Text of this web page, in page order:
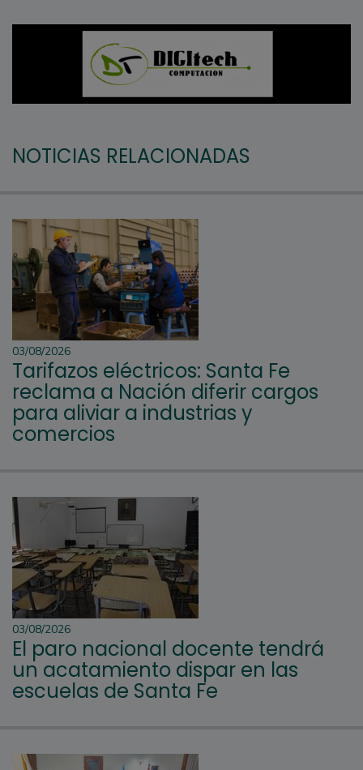
NOTICIAS RELACIONADAS
03/08/2026
Tarifazos eléctricos: Santa Fe
reclama a Nación diferir cargos
para aliviar a industrias y
comercios
03/08/2026
El paro nacional docente tendrá
un acatamiento dispar en las
escuelas de Santa Fe